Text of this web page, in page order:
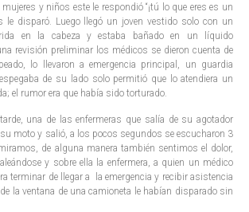
y niños este le respondió “¡tú lo que eres es un
le disparó. Luego llegó un joven vestido solo con un
en la cabeza y estaba bañado en un líquido
revisión preliminar los médicos se dieron cuenta de
lo llevaron a emergencia principal, un guardia
de su lado solo permitió que lo atendiera un
el rumor era que había sido torturado.
una de las enfermeras que salía de su agotador
moto y salió, a los pocos segundos se escucharon 3
de alguna manera también sentimos el dolor,
y sobre ella la enfermera, a quien un médico
terminar de llegar a la emergencia y recibir asistencia
la ventana de una camioneta le habían disparado sin